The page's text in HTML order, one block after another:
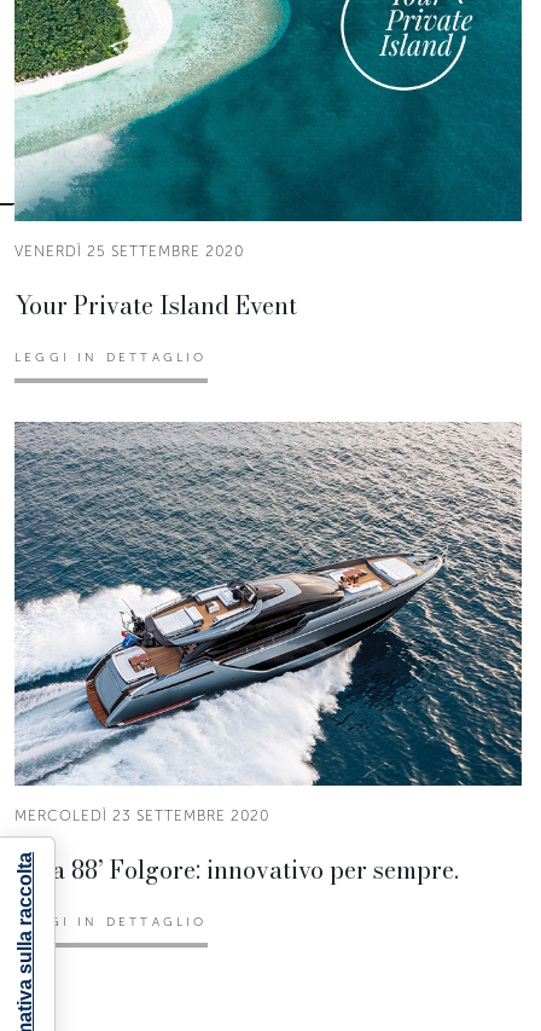
VENERDÌ 25 SETTEMBRE 2020
Your Private Island Event
LEGGI IN DETTAGLIO
MERCOLEDÌ 23 SETTEMBRE 2020
Riva 88’ Folgore: innovativo per sempre.
LEGGI IN DETTAGLIO
Informativa sulla raccolta